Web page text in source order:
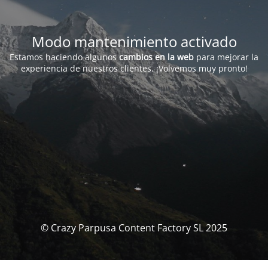
Modo mantenimiento activado
Estamos haciendo algunoscambios en la web para mejorar la
experiencia de nuestros clientes. ¡Volvemos muy pronto!
© Crazy Parpusa Content Factory SL 2025